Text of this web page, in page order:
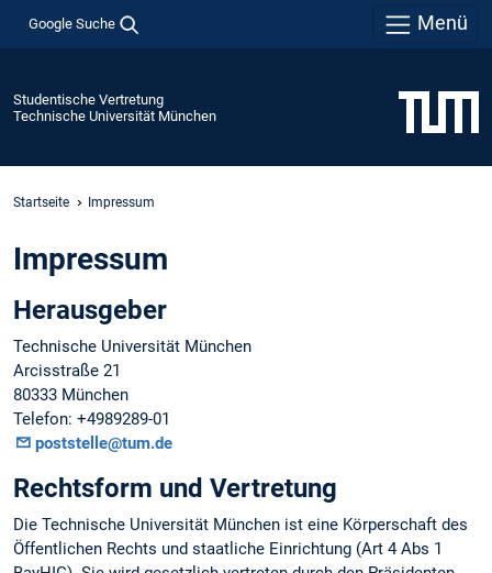
Google Suche Menü
Studentische Vertretung
Technische Universität München
Startseite Impressum
Impressum
Herausgeber
Technische Universität München
Arcisstraße 21
80333 München
Telefon: +4989289-01
poststelle@tum.de
Rechtsform und Vertretung
Die Technische Universität München ist eine Körperschaft des
Öffentlichen Rechts und staatliche Einrichtung (Art 4 Abs 1